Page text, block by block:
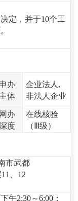
定，并于10个工
申办
主体
企业法人,
非法人企业
网办
度
在线核验
（Ⅲ级）
市武都
、12
午2:30～6:00；